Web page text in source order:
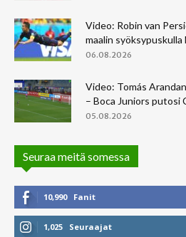
Video: Robin van
maalin
06.08.2026
Video: Tomás
– Boca Juniors putosi
05.08.2026
Seuraa meitä somessa
10,990 Fanit
1,025 Seuraajat